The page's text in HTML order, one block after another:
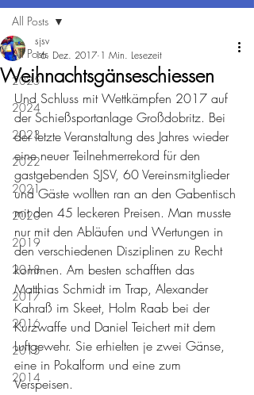
All Posts
2025
2024
2023
2022
2021
2020
2019
2018
2017
2016
2015
2014
All Posts
Weihnachtsgänseschiessen
sjsv
16. Dez. 2017 1 Min. Lesezeit
Und Schluss mit Wettkämpfen 2017 auf
der Schießsportanlage Großdobritz. Bei
der letzte Veranstaltung des Jahres wieder
eine neuer Teilnehmerrekord für den
gastgebenden SJSV, 60 Vereinsmitglieder
und Gäste wollten ran an den Gabentisch
mit den 45 leckeren Preisen. Man musste
nur mit den Abläufen und Wertungen in
den verschiedenen Disziplinen zu Recht
kommen. Am besten schafften das
Matthias Schmidt im Trap, Alexander
Kahraß im Skeet, Holm Raab bei der
Kurzwaffe und Daniel Teichert mit dem
Luftgewehr. Sie erhielten je zwei Gänse,
eine in Pokalform und eine zum
Verspeisen.